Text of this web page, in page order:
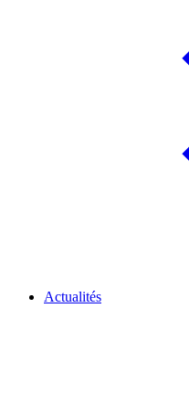
Actualités